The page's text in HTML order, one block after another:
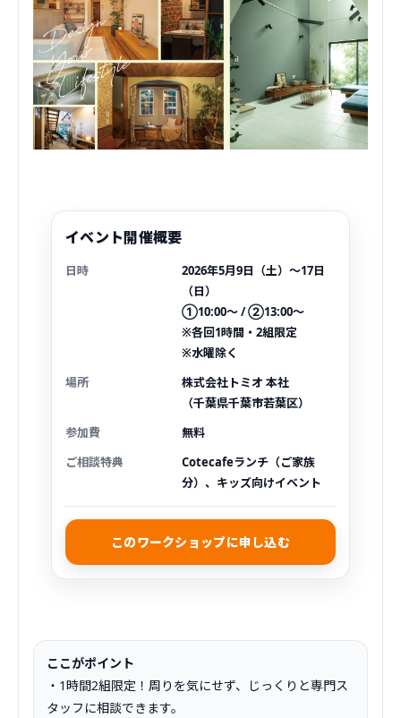
イベント開催概要
日時
2026年5月9日（土）〜17日
（日）
①10:00〜 / ②13:00〜
※各回1時間・2組限定
※水曜除く
場所
株式会社トミオ 本社
（千葉県千葉市若葉区）
参加費
無料
ご相談特典
Cotecafeランチ（ご家族
分）、キッズ向けイベント
このワークショップに申し込む
ここがポイント
・1時間2組限定！周りを気にせず、じっくりと専門ス
タッフに相談できます。